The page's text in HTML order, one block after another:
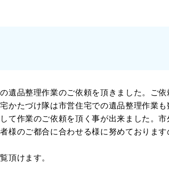
遺品整理作業のご依頼を頂きました。ご
かたづけ隊は市営住宅での遺品整理作業
て作業のご依頼を頂く事が出来ました。
様のご都合に合わせる様に努めておりま
頂けます。